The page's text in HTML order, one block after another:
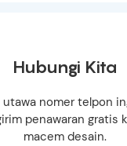
Hubungi Kita
utawa nomer telpon
penawaran gratis
macem desain.